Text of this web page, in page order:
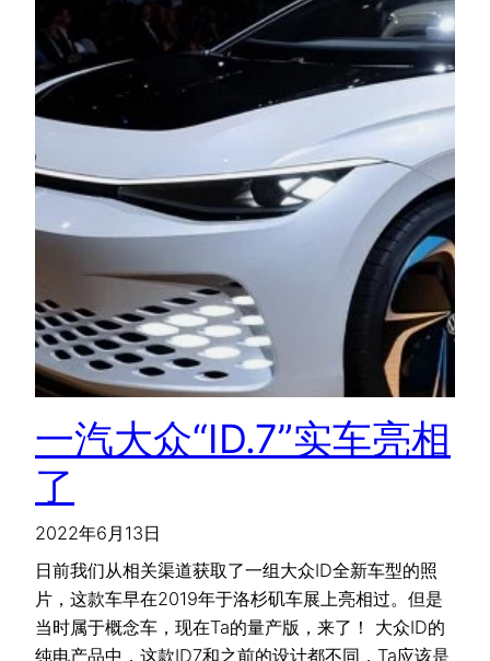
一汽大众“ID.7”实车亮相
了
2022年6月13日
日前我们从相关渠道获取了一组大众ID全新车型的照
片，这款车早在2019年于洛杉矶车展上亮相过。但是
当时属于概念车，现在Ta的量产版，来了！ 大众ID的
纯电产品中，这款ID7和之前的设计都不同，Ta应该是